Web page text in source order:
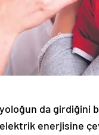
da girdiğini
elektrik enerjisine